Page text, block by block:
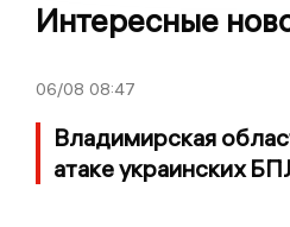
Интересные
06/08 08:47
Владимирская
атаке украинских